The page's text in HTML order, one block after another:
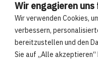
Wir engagieren
Wir verwenden Cookies,
verbessern,
bereitzustellen und den
Sie auf „Alle
© Compre Group 2026